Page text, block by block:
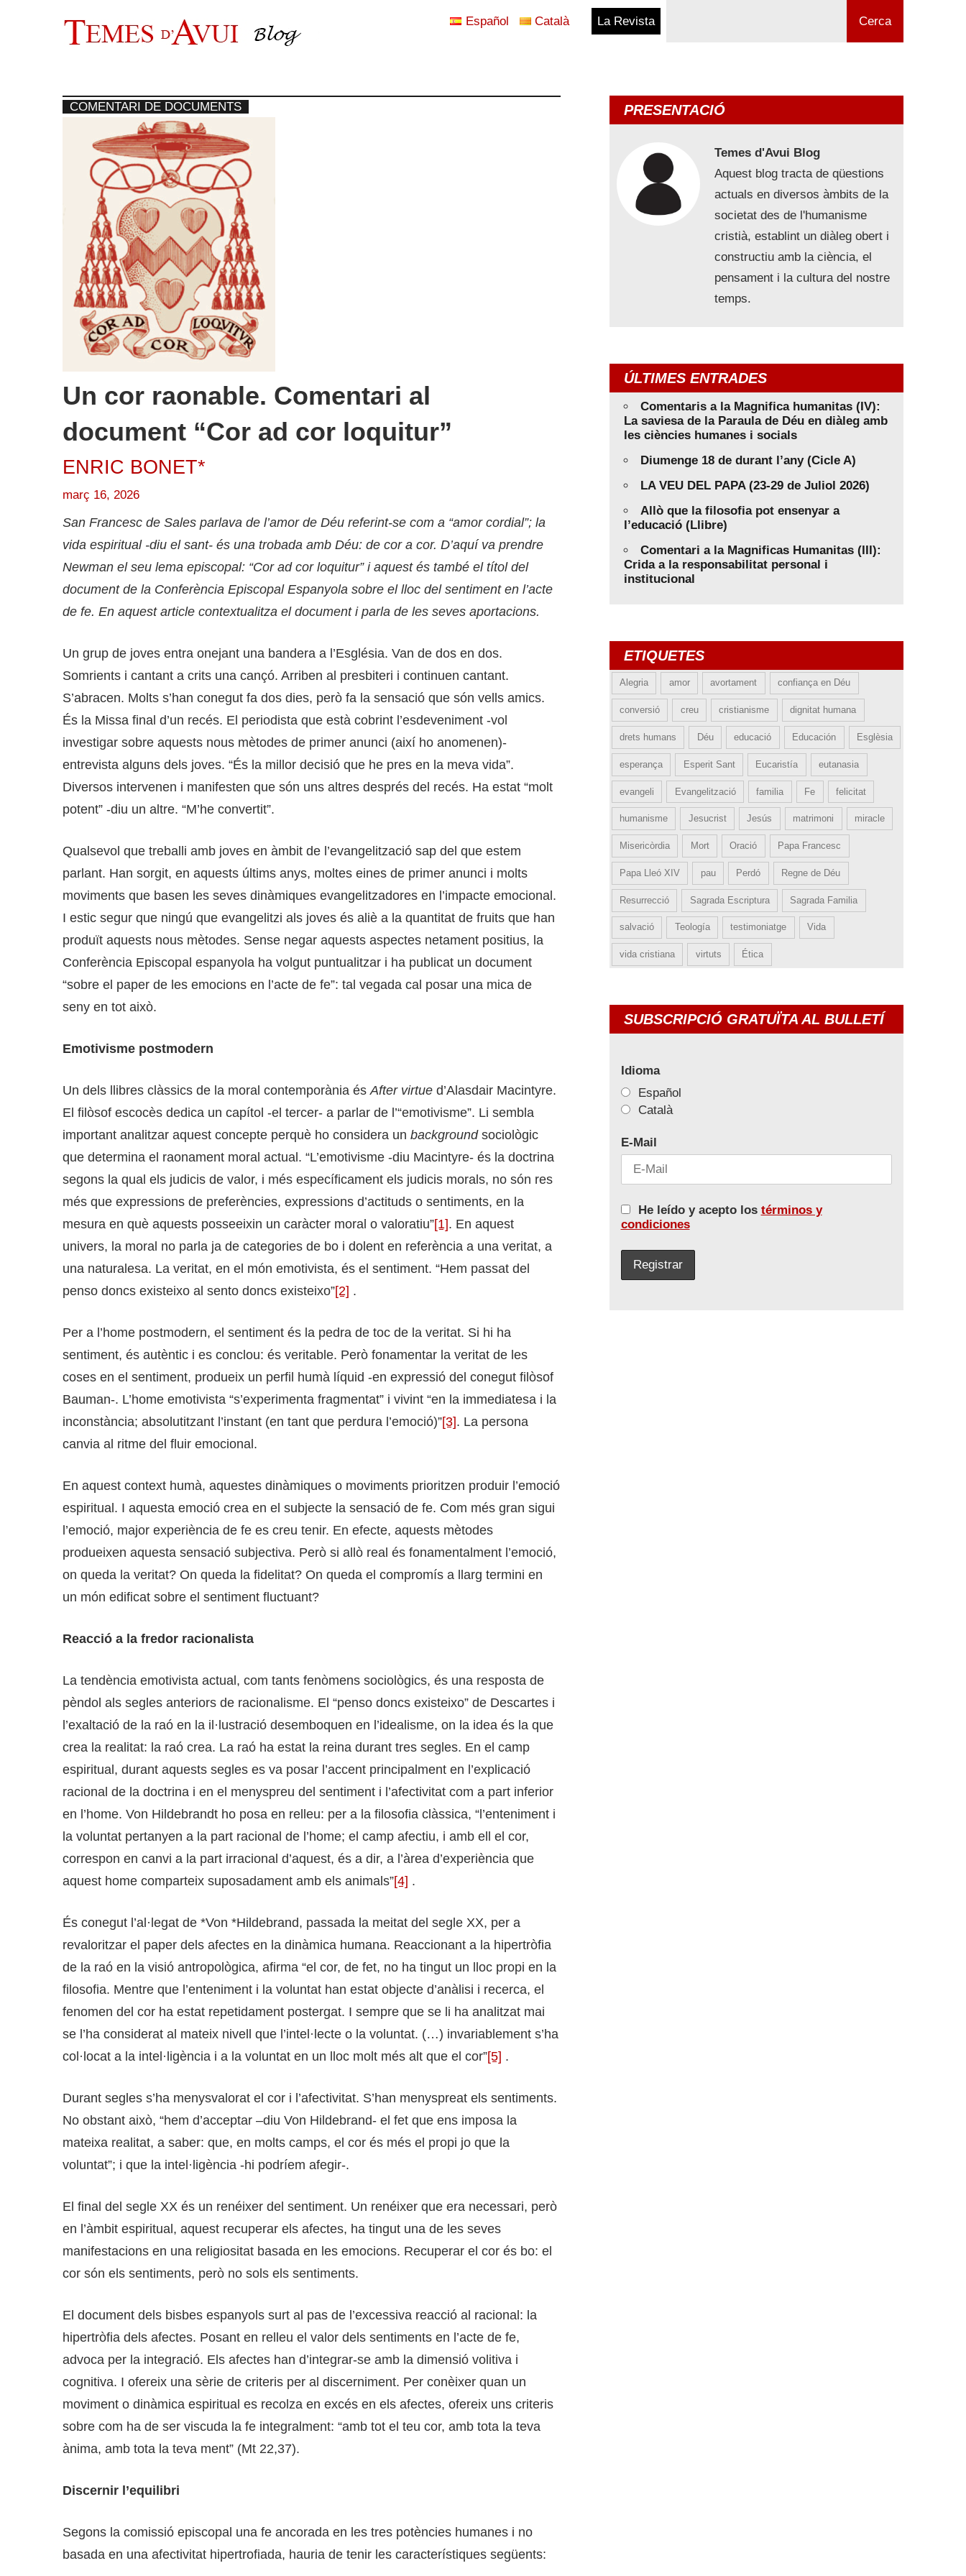
al
Cerca
Español Català La Revista
COMENTARI DE DOCUMENTS
Un cor raonable. Comentari al
document “Cor ad cor loquitur”
ENRIC BONET*
març 16, 2026
San Francesc de Sales parlava de l’amor de Déu referint-se com a “amor cordial”; la
vida espiritual -diu el sant- és una trobada amb Déu: de cor a cor. D’aquí va prendre
Newman el seu lema episcopal: “Cor ad cor loquitur” i aquest és també el títol del
document de la Conferència Episcopal Espanyola sobre el lloc del sentiment en l’acte
de fe. En aquest article contextualitza el document i parla de les seves aportacions.
Un grup de joves entra onejant una bandera a l’Església. Van de dos en dos.
Somrients i cantant a crits una cançó. Arriben al presbiteri i continuen cantant.
S’abracen. Molts s’han conegut fa dos dies, però fa la sensació que són vells amics.
És la Missa final d’un recés. El periodista que està cobrint l’esdeveniment -vol
investigar sobre aquests nous mètodes de primer anunci (així ho anomenen)-
entrevista alguns dels joves. “És la millor decisió que he pres en la meva vida”.
Diversos intervenen i manifesten que són uns altres després del recés. Ha estat “molt
potent” -diu un altre. “M’he convertit”.
Qualsevol que treballi amb joves en àmbit de l’evangelització sap del que estem
parlant. Han sorgit, en aquests últims anys, moltes eines de primer anunci i molts
moviments que basen les seves dinàmiques evangelitzadores en l’impacte emocional.
I estic segur que ningú que evangelitzi als joves és aliè a la quantitat de fruits que han
produït aquests nous mètodes. Sense negar aquests aspectes netament positius, la
Conferència Episcopal espanyola ha volgut puntualitzar i ha publicat un document
“sobre el paper de les emocions en l’acte de fe”: tal vegada cal posar una mica de
seny en tot això.
Emotivisme postmodern
Un dels llibres clàssics de la moral contemporània és After virtue d’Alasdair Macintyre.
El filòsof escocès dedica un capítol -el tercer- a parlar de l’“emotivisme”. Li sembla
important analitzar aquest concepte perquè ho considera un backgroundsociològic
que determina el raonament moral actual. “L’emotivisme -diu Macintyre- és la doctrina
segons la qual els judicis de valor, i més específicament els judicis morals, no són res
més que expressions de preferències, expressions d’actituds o sentiments, en la
mesura en què aquests posseeixin un caràcter moral o valoratiu”[1]. En aquest
univers, la moral no parla ja de categories de bo i dolent en referència a una veritat, a
una naturalesa. La veritat, en el món emotivista, és el sentiment. “Hem passat del
penso doncs existeixo al sento doncs existeixo”[2] .
Per a l’home postmodern, el sentiment és la pedra de toc de la veritat. Si hi ha
sentiment, és autèntic i es conclou: és veritable. Però fonamentar la veritat de les
coses en el sentiment, produeix un perfil humà líquid -en expressió del conegut filòsof
Bauman-. L’home emotivista “s’experimenta fragmentat” i vivint “en la immediatesa i la
inconstància; absolutitzant l’instant (en tant que perdura l’emoció)”[3]. La persona
canvia al ritme del fluir emocional.
En aquest context humà, aquestes dinàmiques o moviments prioritzen produir l’emoció
espiritual. I aquesta emoció crea en el subjecte la sensació de fe. Com més gran sigui
l’emoció, major experiència de fe es creu tenir. En efecte, aquests mètodes
produeixen aquesta sensació subjectiva. Però si allò real és fonamentalment l’emoció,
on queda la veritat? On queda la fidelitat? On queda el compromís a llarg termini en
un món edificat sobre el sentiment fluctuant?
Reacció a la fredor racionalista
La tendència emotivista actual, com tants fenòmens sociològics, és una resposta de
pèndol als segles anteriors de racionalisme. El “penso doncs existeixo” de Descartes i
l’exaltació de la raó en la il·lustració desemboquen en l’idealisme, on la idea és la que
crea la realitat: la raó crea. La raó ha estat la reina durant tres segles. En el camp
espiritual, durant aquests segles es va posar l’accent principalment en l’explicació
racional de la doctrina i en el menyspreu del sentiment i l’afectivitat com a part inferior
en l’home. Von Hildebrandt ho posa en relleu: per a la filosofia clàssica, “l’enteniment i
la voluntat pertanyen a la part racional de l’home; el camp afectiu, i amb ell el cor,
correspon en canvi a la part irracional d’aquest, és a dir, a l’àrea d’experiència que
aquest home comparteix suposadament amb els animals”[4] .
És conegut l’al·legat de *Von *Hildebrand, passada la meitat del segle XX, per a
revaloritzar el paper dels afectes en la dinàmica humana. Reaccionant a la hipertròfia
de la raó en la visió antropològica, afirma “el cor, de fet, no ha tingut un lloc propi en la
filosofia. Mentre que l’enteniment i la voluntat han estat objecte d’anàlisi i recerca, el
fenomen del cor ha estat repetidament postergat. I sempre que se li ha analitzat mai
se l’ha considerat al mateix nivell que l’intel·lecte o la voluntat. (…) invariablement s’ha
col·locat a la intel·ligència i a la voluntat en un lloc molt més alt que el cor”[5] .
Durant segles s’ha menysvalorat el cor i l’afectivitat. S’han menyspreat els sentiments.
No obstant això, “hem d’acceptar –diu Von Hildebrand- el fet que ens imposa la
mateixa realitat, a saber: que, en molts camps, el cor és més el propi jo que la
voluntat”; i que la intel·ligència -hi podríem afegir-.
El final del segle XX és un renéixer del sentiment. Un renéixer que era necessari, però
en l’àmbit espiritual, aquest recuperar els afectes, ha tingut una de les seves
manifestacions en una religiositat basada en les emocions. Recuperar el cor és bo: el
cor són els sentiments, però no sols els sentiments.
El document dels bisbes espanyols surt al pas de l’excessiva reacció al racional: la
hipertròfia dels afectes. Posant en relleu el valor dels sentiments en l’acte de fe,
advoca per la integració. Els afectes han d’integrar-se amb la dimensió volitiva i
cognitiva. I ofereix una sèrie de criteris per al discerniment. Per conèixer quan un
moviment o dinàmica espiritual es recolza en excés en els afectes, ofereix uns criteris
sobre com ha de ser viscuda la fe integralment: “amb tot el teu cor, amb tota la teva
ànima, amb tota la teva ment” (Mt 22,37).
Discernir l’equilibri
Segons la comissió episcopal una fe ancorada en les tres potències humanes i no
basada en una afectivitat hipertrofiada, hauria de tenir les característiques següents:
PRESENTACIÓ
Temes d'Avui Blog
Aquest blog tracta de qüestions
actuals en diversos àmbits de la
societat des de l'humanisme
cristià, establint un diàleg obert i
constructiu amb la ciència, el
pensament i la cultura del nostre
temps.
ÚLTIMES ENTRADES
Comentaris a la Magnifica humanitas (IV):
La saviesa de la Paraula de Déu en diàleg amb
les ciències humanes i socials
Diumenge 18 de durant l’any (Cicle A)
LA VEU DEL PAPA (23-29 de Juliol 2026)
Allò que la filosofia pot ensenyar a
l’educació (Llibre)
Comentari a la Magnificas Humanitas (III):
Crida a la responsabilitat personal i
institucional
ETIQUETES
Alegria amor avortament confiança en Déu
conversió creu cristianisme dignitat humana
drets humans Déu educació Educación Esglèsia
esperança Esperit Sant Eucaristía eutanasia
evangeli Evangelització familia Fe felicitat
humanisme Jesucrist Jesús matrimoni miracle
Misericòrdia Mort Oració Papa Francesc
Papa Lleó XIV pau Perdó Regne de Déu
Resurrecció Sagrada Escriptura Sagrada Familia
salvació Teología testimoniatge Vida
vida cristiana virtuts Ética
SUBSCRIPCIÓ GRATUÏTA AL BULLETÍ
Idioma
Español
Català
E-Mail
He leído y acepto los términos y
condiciones